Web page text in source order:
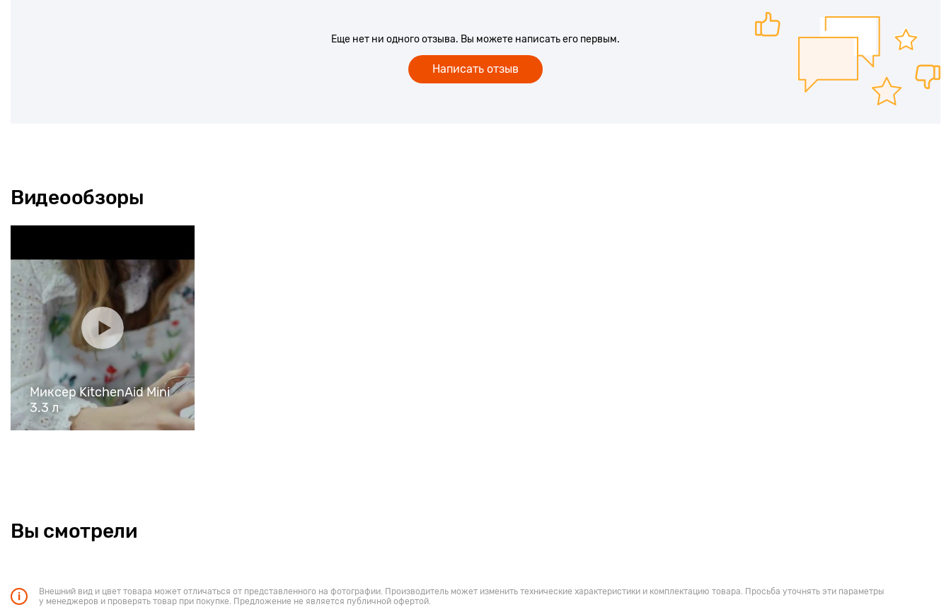
Еще нет ни одного отзыва. Вы можете написать его первым.
Написать отзыв
Видеообзоры
Миксер KitchenAid Mini
3.3 л
Вы смотрели
Внешний вид и цвет товара может отличаться от представленного на фотографии. Производитель может изменить технические характеристики и комплектацию товара. Просьба уточнять эти параметры
у менеджеров и проверять товар при покупке. Предложение не является публичной офертой.